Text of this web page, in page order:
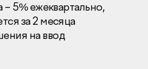
– 5% ежеквартально,
за 2 месяца
на ввод